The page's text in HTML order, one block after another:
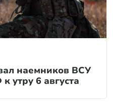
наемников ВСУ
утру 6 августа